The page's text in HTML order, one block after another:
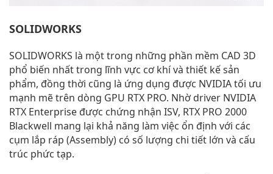
SOLIDWORKS
SOLIDWORKS là một trong những phần mềm CAD 3D
phổ biến nhất trong lĩnh vực cơ khí và thiết kế sản
phẩm, đồng thời cũng là ứng dụng được NVIDIA tối ưu
mạnh mẽ trên dòng GPU RTX PRO. Nhờ driver NVIDIA
RTX Enterprise được chứng nhận ISV, RTX PRO 2000
Blackwell mang lại khả năng làm việc ổn định với các
cụm lắp ráp (Assembly) có số lượng chi tiết lớn và cấu
trúc phức tạp.